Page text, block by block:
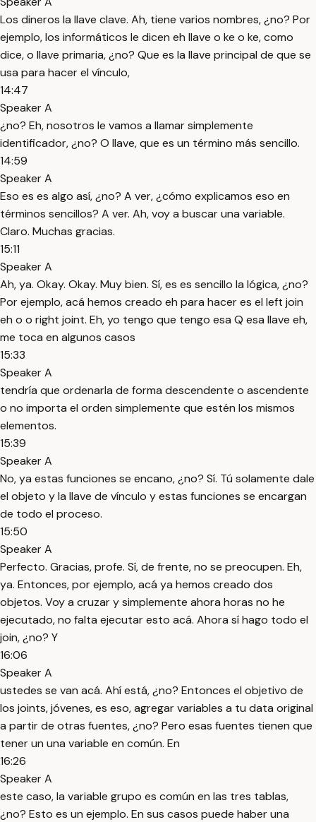
Los dineros la llave clave. Ah, tiene varios nombres, ¿no? Por
ejemplo, los informáticos le dicen eh llave o ke o ke, como
dice, o llave primaria, ¿no? Que es la llave principal de que se
usa para hacer el vínculo,
14:47
Speaker A
¿no? Eh, nosotros le vamos a llamar simplemente
identificador, ¿no? O llave, que es un término más sencillo.
14:59
Speaker A
Eso es es algo así, ¿no? A ver, ¿cómo explicamos eso en
términos sencillos? A ver. Ah, voy a buscar una variable.
Claro. Muchas gracias.
15:11
Speaker A
Ah, ya. Okay. Okay. Muy bien. Sí, es es sencillo la lógica, ¿no?
Por ejemplo, acá hemos creado eh para hacer es el left join
eh o o right joint. Eh, yo tengo que tengo esa Q esa llave eh,
me toca en algunos casos
15:33
Speaker A
tendría que ordenarla de forma descendente o ascendente
o no importa el orden simplemente que estén los mismos
elementos.
15:39
Speaker A
No, ya estas funciones se encano, ¿no? Sí. Tú solamente dale
el objeto y la llave de vínculo y estas funciones se encargan
de todo el proceso.
15:50
Speaker A
Perfecto. Gracias, profe. Sí, de frente, no se preocupen. Eh,
ya. Entonces, por ejemplo, acá ya hemos creado dos
objetos. Voy a cruzar y simplemente ahora horas no he
ejecutado, no falta ejecutar esto acá. Ahora sí hago todo el
join, ¿no? Y
16:06
Speaker A
ustedes se van acá. Ahí está, ¿no? Entonces el objetivo de
los joints, jóvenes, es eso, agregar variables a tu data original
a partir de otras fuentes, ¿no? Pero esas fuentes tienen que
tener un una variable en común. En
16:26
Speaker A
este caso, la variable grupo es común en las tres tablas,
¿no? Esto es un ejemplo. En sus casos puede haber una